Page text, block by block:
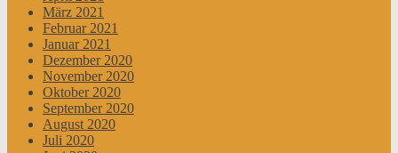
März 2021
Februar 2021
Januar 2021
Dezember 2020
November 2020
Oktober 2020
September 2020
August 2020
Juli 2020